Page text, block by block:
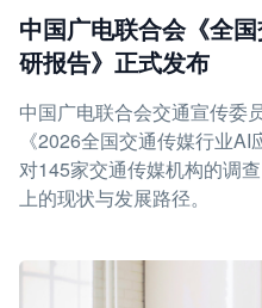
中国广电联合会《全
研报告》正式发布
中国广电联合会交通宣传委
《2026全国交通传媒行业
对145家交通传媒机构的调
上的现状与发展路径。